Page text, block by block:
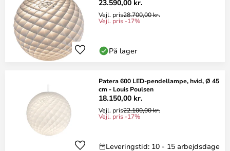
23.590,00 kr.
Vejl. pris28.700,00 kr.
Vejl. pris -17%
På lager
Patera 600 LED-pendellampe, hvid, Ø 45
cm - Louis Poulsen
18.150,00 kr.
Vejl. pris22.100,00 kr.
Vejl. pris -17%
Leveringstid: 10 - 15 arbejdsdage